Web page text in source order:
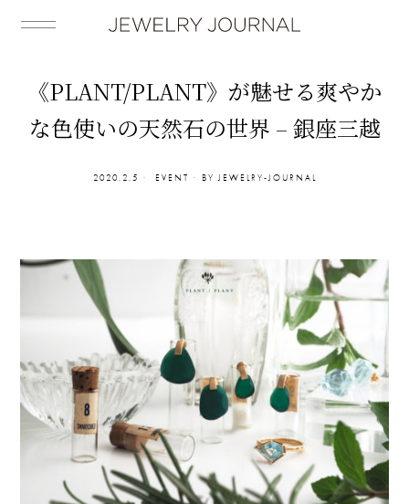
《PLANT/PLANT》が魅せる爽やか
な色使いの天然石の世界 – 銀座三越
2020.2.5 EVENT BY JEWELRY-JOURNAL